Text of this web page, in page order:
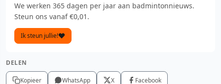
We werken 365 dagen per jaar aan badmintonnieuws.
Steun ons vanaf €0,01.
Ik steun jullie!
DELEN
Kopieer WhatsApp X Facebook